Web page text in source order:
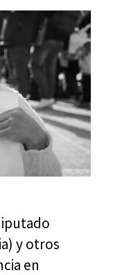
y otros
en